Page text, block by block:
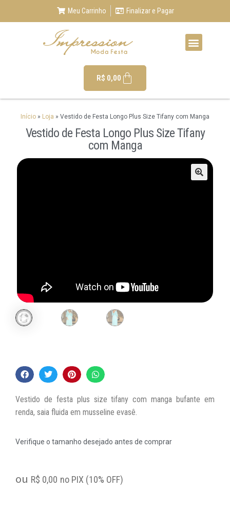
Meu Carrinho Finalizar e Pagar
R$ 0,00
Início » Loja » Vestido de Festa Longo Plus Size Tifany com Manga
Vestido de Festa Longo Plus Size Tifany
com Manga
Vestido de festa plus size tifany com manga bufante em
renda, saia fluida em musseline evasê.
Verifique o tamanho desejado antes de comprar
ou R$ 0,00 no PIX (10% OFF)